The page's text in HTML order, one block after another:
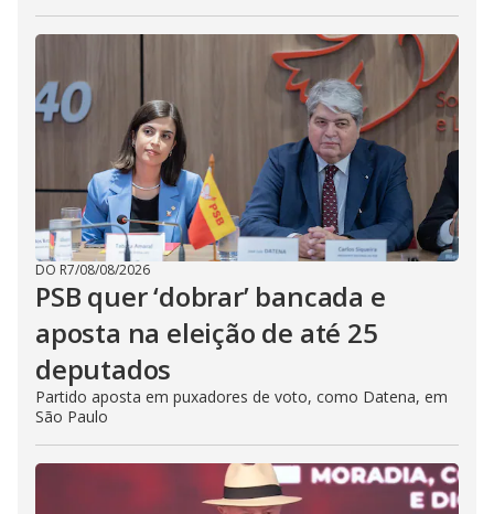
DO R7/08/08/2026
PSB quer ‘dobrar’ bancada e
aposta na eleição de até 25
deputados
Partido aposta em puxadores de voto, como Datena, em
São Paulo